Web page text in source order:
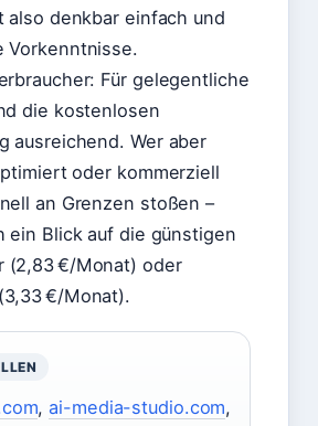
also denkbar einfach und
Für gelegentliche
die kostenlosen
ausreichend. Wer aber
oder kommerziell
an Grenzen stoßen –
ein Blick auf die günstigen
(2,83 €/Monat) oder
€/Monat).
,ai-media-studio.com,